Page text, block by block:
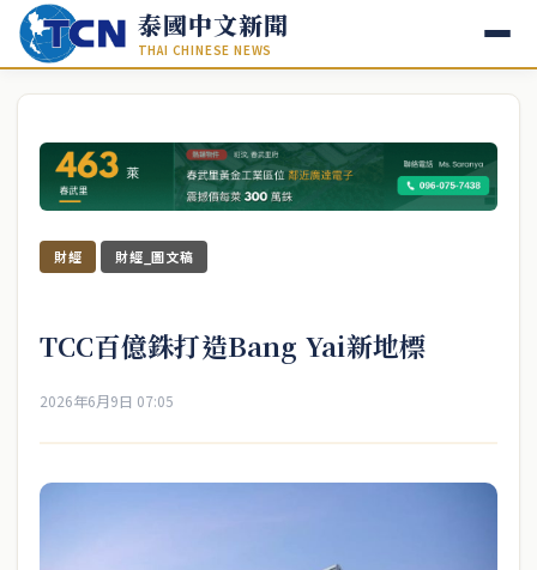
泰國中文新聞
THAI CHINESE NEWS
財經 財經_圖文稿
TCC百億銖打造Bang Yai新地標
2026年6月9日 07:05